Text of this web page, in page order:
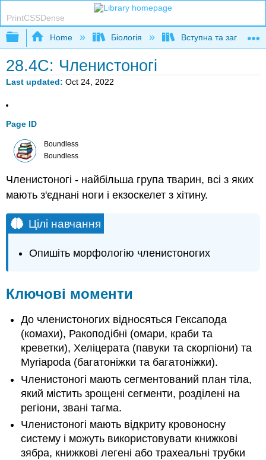
PrintCSSDense
Expand/collapse global hierarchy
Home Біологія Вступна та загальна
28.4C: Членистоногі
Last updated Oct 24, 2022
Page ID
Boundless
Boundless
Членистоногі - найбільша група тварин, всі з яких
мають з'єднані ноги і екзоскелет з хітину.
Цілі навчання
Опишіть морфологію членистоногих
Ключові моменти
До членистоногих відносяться Гексапода
(комахи), Ракоподібні (омари, краби та
креветки), Хеліцерата (павуки та скорпіони) та
Myriapoda (багатоніжки та багатоніжки).
Членистоногі мають сегментований план тіла,
який містить зрощені сегменти, розділені на
регіони, звані тагма.
Членистоногі мають відкриту кровоносну
систему і можуть використовувати книжкові
зябра, книжкові легені або трахеальні трубки